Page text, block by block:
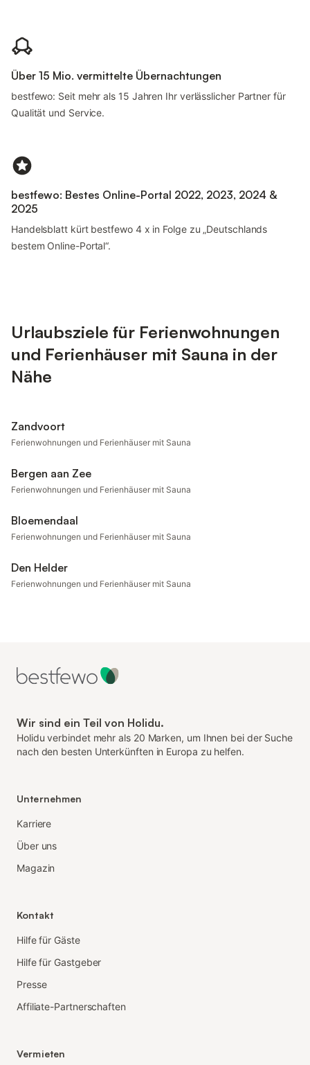
Über 15 Mio. vermittelte Übernachtungen
bestfewo: Seit mehr als 15 Jahren Ihr verlässlicher Partner für
Qualität und Service.
bestfewo: Bestes Online-Portal 2022, 2023, 2024 &
2025
Handelsblatt kürt bestfewo 4 x in Folge zu „Deutschlands
bestem Online-Portal“.
Urlaubsziele für Ferienwohnungen
und Ferienhäuser mit Sauna in der
Nähe
Zandvoort
Ferienwohnungen und Ferienhäuser mit Sauna
Bergen aan Zee
Ferienwohnungen und Ferienhäuser mit Sauna
Bloemendaal
Ferienwohnungen und Ferienhäuser mit Sauna
Den Helder
Ferienwohnungen und Ferienhäuser mit Sauna
Wir sind ein Teil von Holidu.
Holidu verbindet mehr als 20 Marken, um Ihnen bei der Suche
nach den besten Unterkünften in Europa zu helfen.
Unternehmen
Karriere
Über uns
Magazin
Kontakt
Hilfe für Gäste
Hilfe für Gastgeber
Presse
Affiliate-Partnerschaften
Vermieten